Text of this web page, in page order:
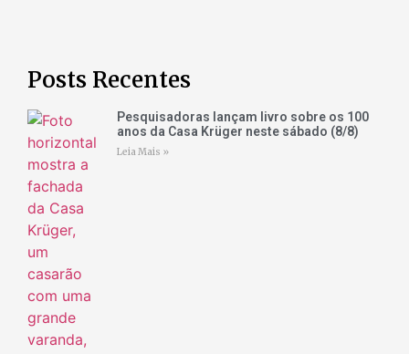
Posts Recentes
Pesquisadoras lançam livro sobre os 100
anos da Casa Krüger neste sábado (8/8)
Leia Mais »